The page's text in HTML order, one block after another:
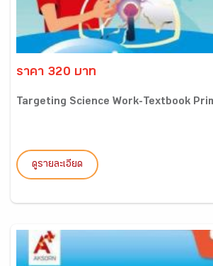
ราคา 320 บาท
Targeting Science Work-Textbook
ดูรายละเอียด